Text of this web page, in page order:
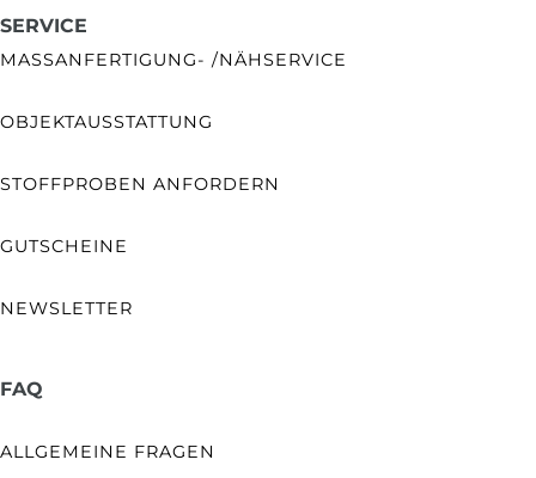
SERVICE
MASSANFERTIGUNG- /NÄHSERVICE
OBJEKTAUSSTATTUNG
STOFFPROBEN ANFORDERN
GUTSCHEINE
NEWSLETTER
FAQ
ALLGEMEINE FRAGEN